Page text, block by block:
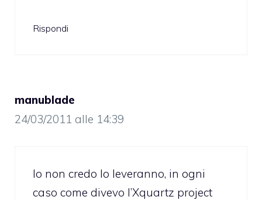
Rispondi
manublade
24/03/2011 alle 14:39
Io non credo lo leveranno, in ogni
caso come divevo l’Xquartz project